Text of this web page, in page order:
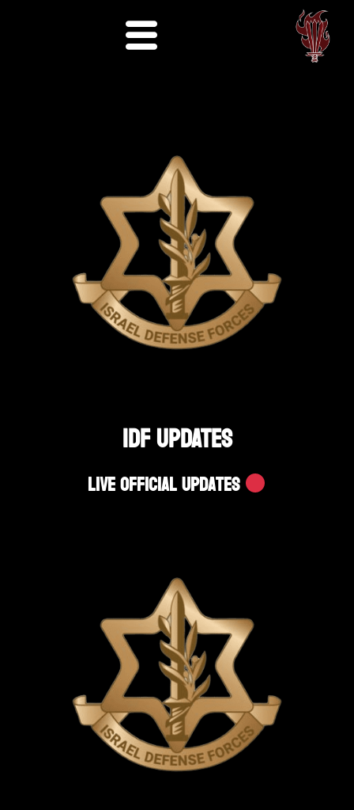
IDF UPDATES
Live Official Updates